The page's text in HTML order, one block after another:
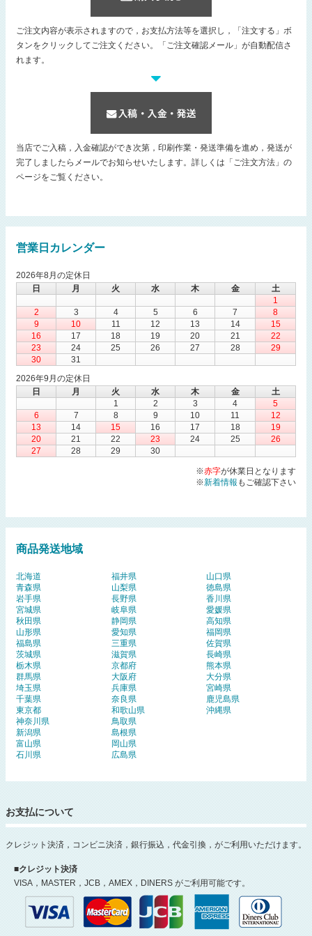
ご注文内容が表示されますので，お支払方法等を選択し，「注文する」ボ
タンをクリックしてご注文ください。「ご注文確認メール」が自動配信さ
れます。
当店でご入稿，入金確認ができ次第，印刷作業・発送準備を進め，発送が
完了しましたらメールでお知らせいたします。詳しくは「ご注文方法」の
ページをご覧ください。
営業日カレンダー
2026年8月の定休日
日
月 火 水 木 金
土
1
2
3 4 5 6 7
8
9
10 11 12 13 14
15
16
17 18 19 20 21
22
23
24 25 26 27 28
29
30
31
2026年9月の定休日
日
月 火 水 木 金
土
1
2 3 4
5
6
7 8 9 10 11
12
13
14 15 16 17 18
19
20
21 22 23 24 25
26
27
28 29 30
※赤字が休業日となります
※新着情報 もご確認下さい
商品発送地域
北海道
青森県
岩手県
宮城県
秋田県
山形県
福島県
茨城県
栃木県
群馬県
埼玉県
千葉県
東京都
神奈川県
新潟県
富山県
石川県
福井県
山梨県
長野県
岐阜県
静岡県
愛知県
三重県
滋賀県
京都府
大阪府
兵庫県
奈良県
和歌山県
鳥取県
島根県
岡山県
広島県
山口県
徳島県
香川県
愛媛県
高知県
福岡県
佐賀県
長崎県
熊本県
大分県
宮崎県
鹿児島県
沖縄県
お支払について
クレジット決済，コンビニ決済，銀行振込，代金引換，がご利用いただけます。
■クレジット決済
VISA，MASTER，JCB，AMEX，DINERS がご利用可能です。